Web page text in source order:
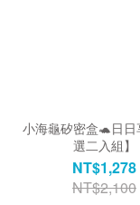
小海龜矽密盒🐢日
選二入組】
NT$1,278
NT$2,100